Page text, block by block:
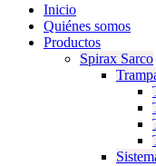
Inicio
Quiénes somos
Productos
Spirax Sarco